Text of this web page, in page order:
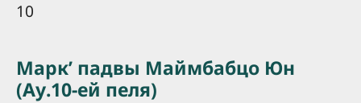
10
Маркʼ падвы Маймбабцо Юн
(Ау.10-ей пеля)